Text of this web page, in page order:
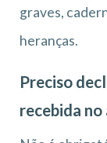
graves,
heranças.
Preciso
recebida no